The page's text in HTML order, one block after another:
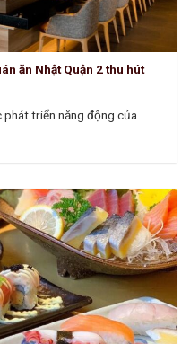
ăn Nhật Quận 2 thu hút
phát triển năng động của